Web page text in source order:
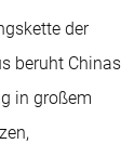
der
beruht Chinas
in großem